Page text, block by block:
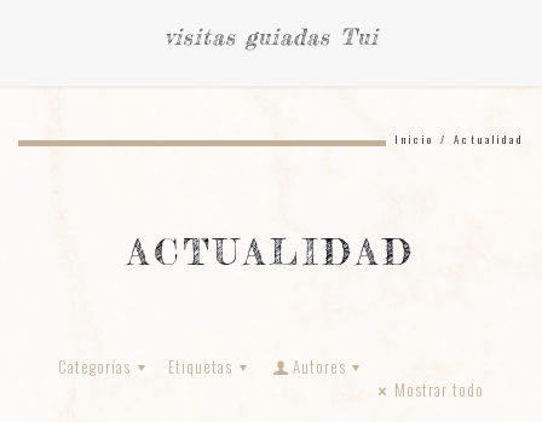
visitas guiadas Tui
Inicio / Actualidad
ACTUALIDAD
Categorías Etiquetas
Autores
Mostrar todo